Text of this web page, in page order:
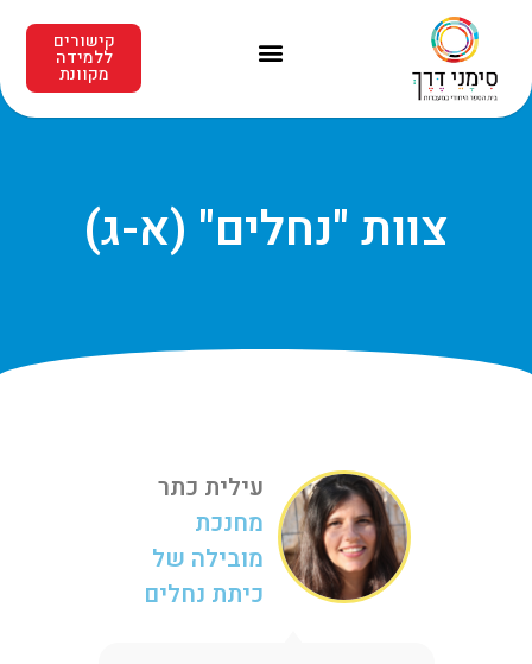
קישורים
ללמידה
מקוונת
צוות "נחלים" (א-ג)
עילית כתר
מחנכת
מובילה של
כיתת נחלים